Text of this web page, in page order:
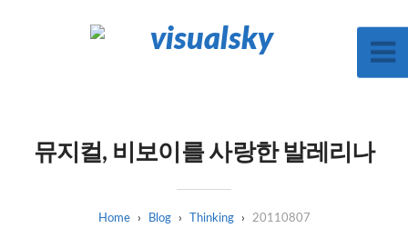
뮤지컬, 비보이를 사랑한 발레리나
Blog Thinking 20110807